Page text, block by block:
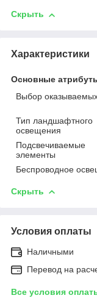
Скрыть
Характеристики
Основные
Выбор
Тип ландшафтного
освещения
Подсвечиваемые
элементы
Беспроводное
Скрыть
Условия оплаты
Наличными
Перевод на
Все условия